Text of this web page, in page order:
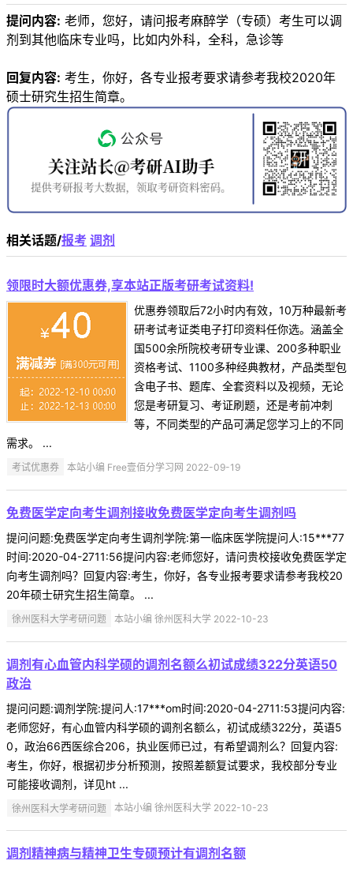
提问内容: 老师，您好，请问报考麻醉学（专硕）考生可以调
剂到其他临床专业吗，比如内外科，全科，急诊等
回复内容: 考生，你好，各专业报考要求请参考我校2020年
硕士研究生招生简章。
相关话题/报考 调剂
领限时大额优惠券,享本站正版考研考试资料!
优惠券领取后72小时内有效，10万种最新考
研考试考证类电子打印资料任你选。涵盖全
国500余所院校考研专业课、200多种职业
资格考试、1100多种经典教材，产品类型包
含电子书、题库、全套资料以及视频，无论
您是考研复习、考证刷题，还是考前冲刺
等，不同类型的产品可满足您学习上的不同
需求。 ...
考试优惠券 本站小编 Free壹佰分学习网 2022-09-19
免费医学定向考生调剂接收免费医学定向考生调剂吗
提问问题:免费医学定向考生调剂学院:第一临床医学院提问人:15***77
时间:2020-04-2711:56提问内容:老师您好，请问贵校接收免费医学定
向考生调剂吗？回复内容:考生，你好，各专业报考要求请参考我校20
20年硕士研究生招生简章。 ...
徐州医科大学考研问题 本站小编 徐州医科大学 2022-10-23
调剂有心血管内科学硕的调剂名额么初试成绩322分英语50
政治
提问问题:调剂学院:提问人:17***om时间:2020-04-2711:53提问内容:
老师您好，有心血管内科学硕的调剂名额么，初试成绩322分，英语5
0，政治66西医综合206，执业医师已过，有希望调剂么？回复内容:
考生，你好，根据初步分析预测，按照差额复试要求，我校部分专业
可能接收调剂，详见ht ...
徐州医科大学考研问题 本站小编 徐州医科大学 2022-10-23
调剂精神病与精神卫生专硕预计有调剂名额